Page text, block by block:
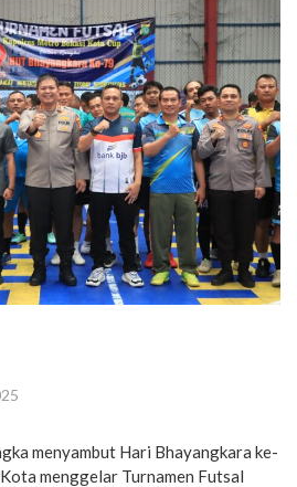
menyambut Hari Bhayangkara ke-
menggelar Turnamen Futsal